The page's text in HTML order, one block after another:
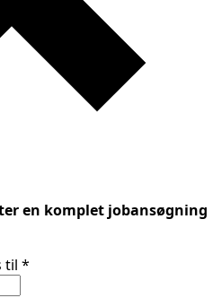
en komplet jobansøgning
til *